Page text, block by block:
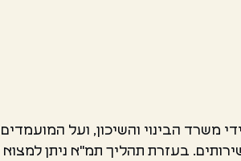
משרד הבינוי והשיכון, ועל
בעזרת תהליך תמ"א ניתן